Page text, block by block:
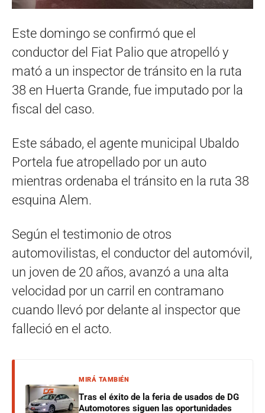
Este domingo se confirmó que el
conductor del Fiat Palio que atropelló y
mató a un inspector de tránsito en la ruta
38 en Huerta Grande, fue imputado por la
fiscal del caso.
Este sábado, el agente municipal Ubaldo
Portela fue atropellado por un auto
mientras ordenaba el tránsito en la ruta 38
esquina Alem.
Según el testimonio de otros
automovilistas, el conductor del automóvil,
un joven de 20 años, avanzó a una alta
velocidad por un carril en contramano
cuando llevó por delante al inspector que
falleció en el acto.
MIRÁ TAMBIÉN
Tras el éxito de la feria de usados de DG
Automotores siguen las oportunidades